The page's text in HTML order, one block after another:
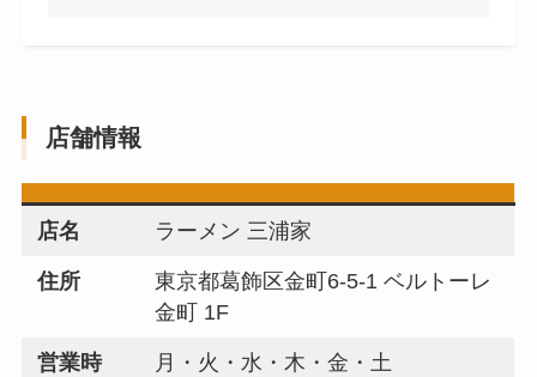
店舗情報
店名 ラーメン 三浦家
住所
東京都葛飾区金町6-5-1 ベルトーレ
金町 1F
営業時
月・火・水・木・金・土